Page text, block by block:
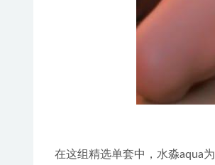
在这组精选单套中，水淼aqua